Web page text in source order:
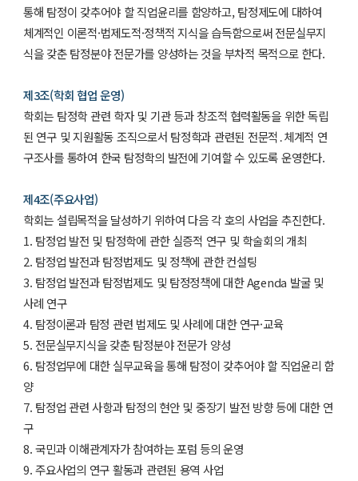
통해 탐정이 갖추어야 할 직업윤리를 함양하고, 탐정제도에 대하여
체계적인 이론적·법제도적·정책적 지식을 습득함으로써 전문실무지
식을 갖춘 탐정분야 전문가를 양성하는 것을 부차적 목적으로 한다.
제3조(학회 협업 운영)
학회는 탐정학 관련 학자 및 기관 등과 창조적 협력활동을 위한 독립
된 연구 및 지원활동 조직으로서 탐정학과 관련된 전문적․체계적 연
구조사를 통하여 한국 탐정학의 발전에 기여할 수 있도록 운영한다.
제4조(주요사업)
학회는 설립목적을 달성하기 위하여 다음 각 호의 사업을 추진한다.
1. 탐정업 발전 및 탐정학에 관한 실증적 연구 및 학술회의 개최
2. 탐정업 발전과 탐정법제도 및 정책에 관한 컨설팅
3. 탐정업 발전과 탐정법제도 및 탐정정책에 대한 Agenda 발굴 및
사례 연구
4. 탐정이론과 탐정 관련 법제도 및 사례에 대한 연구·교육
5. 전문실무지식을 갖춘 탐정분야 전문가 양성
6. 탐정업무에 대한 실무교육을 통해 탐정이 갖추어야 할 직업윤리 함
양
7. 탐정업 관련 사항과 탐정의 현안 및 중장기 발전 방향 등에 대한 연
구
8. 국민과 이해관계자가 참여하는 포럼 등의 운영
9. 주요사업의 연구 활동과 관련된 용역 사업